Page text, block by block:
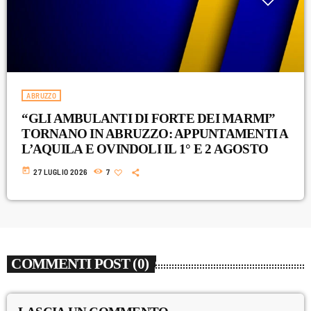
Breakfast
Cinema
Delta1
DJ
Highlights
Lazio
ABRUZZO
“GLI AMBULANTI DI FORTE DEI MARMI”
TORNANO IN ABRUZZO: APPUNTAMENTI A
L’AQUILA E OVINDOLI IL 1° E 2 AGOSTO
today 27 LUGLIO 2026 7
COMMENTI POST (0)